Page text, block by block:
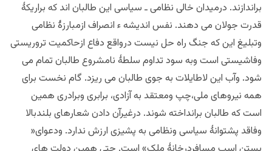
براندازند. درمیدان خالی نظامی ـ سیاسی این طالبان اند که براریکۀ
قدرت جولان می دهند. نفس اندیشه ء انصراف ازمبارزۀ نظامی
وتبلیغ این که جنگ راه حل نیست درواقع دفاع ازحاکمیت تروریستی
وفاشیستی است وبه سود تداوم سلطۀ نامشروع طالبان تمام می
شود. وآب این لاطایلات به جوی طالبان می ریزد. گام نخست برای
همه نیروهای ملی،چپ ومعتقد به آزادی، برابری وبرادری همین
است که طالبان برانداخته شوند. درغیرآن دادن شعارهای بلندبالا
وفاقد پشتوانۀ سیاسی ونظامی به پشیزی ارزش ندارد. ودعوای«